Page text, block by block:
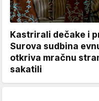
Kastrirali dečake i
Surova sudbina
otkriva mračnu
sakatili